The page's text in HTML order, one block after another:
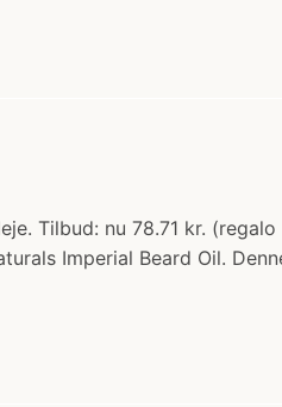
Tilbud: nu 78.71 kr.
Imperial Beard Oil.